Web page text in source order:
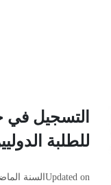
التسجيل في
للطلبة
Updated on السنة